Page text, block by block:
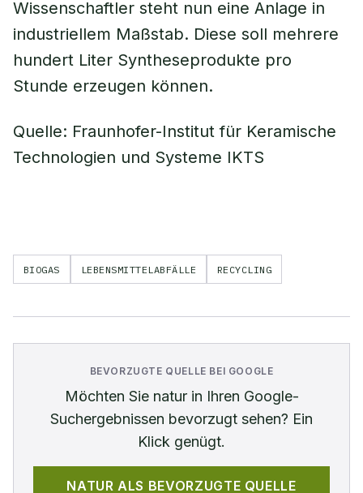
Wissenschaftler steht nun eine Anlage in
industriellem Maßstab. Diese soll mehrere
hundert Liter Syntheseprodukte pro
Stunde erzeugen können.
Quelle: Fraunhofer-Institut für Keramische
Technologien und Systeme IKTS
BIOGAS LEBENSMITTELABFÄLLE RECYCLING
BEVORZUGTE QUELLE BEI GOOGLE
Möchten Sie naturin Ihren Google-
Suchergebnissen bevorzugt sehen? Ein
Klick genügt.
NATUR ALS BEVORZUGTE QUELLE